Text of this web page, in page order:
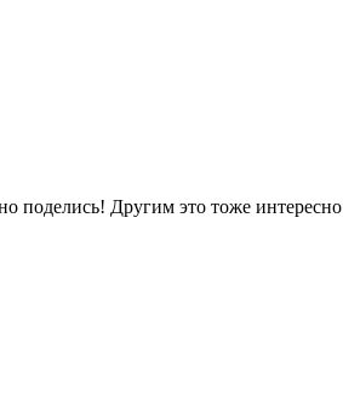
поделись! Другим это тоже интересно